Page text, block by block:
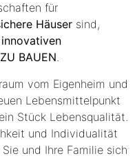
für
Häuser sind,
innovativen
BAUEN.
vom Eigenheim und
Lebensmittelpunkt
Stück Lebensqualität.
und Individualität
und Ihre Familie sich